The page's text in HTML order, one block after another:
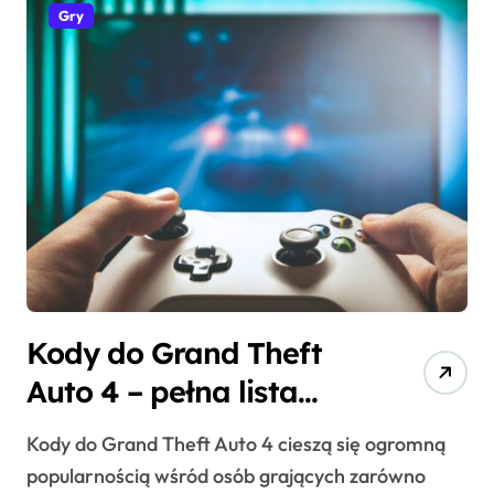
Gry
Kody do Grand Theft
Auto 4 – pełna lista
cheatów
Kody do Grand Theft Auto 4 cieszą się ogromną
popularnością wśród osób grających zarówno